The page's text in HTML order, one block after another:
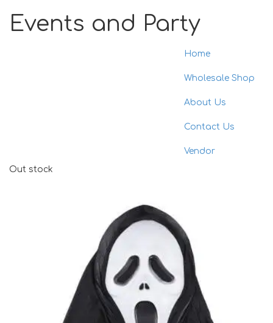
Events and Party
Home
Wholesale Shop
About Us
Contact Us
Vendor
Out stock